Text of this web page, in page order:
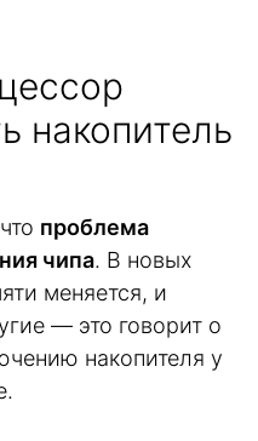
накопитель
проблема
чипа. В новых
меняется, и
— это говорит о
накопителя у